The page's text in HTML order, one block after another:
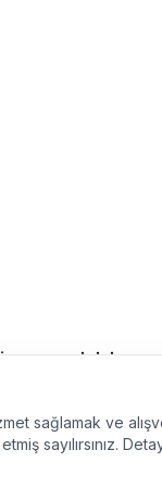
KİŞİSEL
sağlamak ve
sayılırsınız.